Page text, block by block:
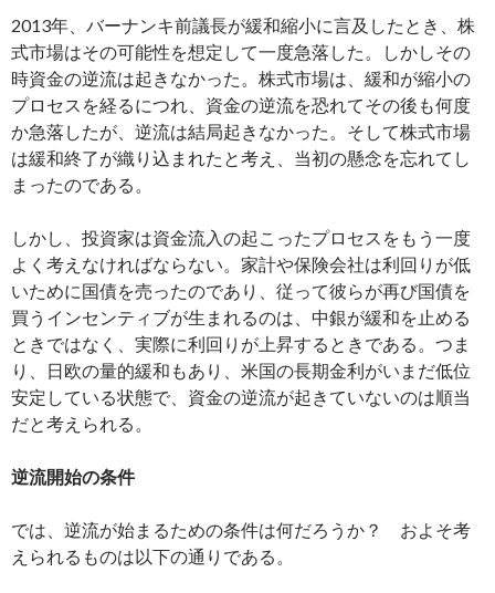
2013年、バーナンキ前議長が緩和縮小に言及したとき、株
式市場はその可能性を想定して一度急落した。しかしその
時資金の逆流は起きなかった。株式市場は、緩和が縮小の
プロセスを経るにつれ、資金の逆流を恐れてその後も何度
か急落したが、逆流は結局起きなかった。そして株式市場
は緩和終了が織り込まれたと考え、当初の懸念を忘れてし
まったのである。
しかし、投資家は資金流入の起こったプロセスをもう一度
よく考えなければならない。家計や保険会社は利回りが低
いために国債を売ったのであり、従って彼らが再び国債を
買うインセンティブが生まれるのは、中銀が緩和を止める
ときではなく、実際に利回りが上昇するときである。つま
り、日欧の量的緩和もあり、米国の長期金利がいまだ低位
安定している状態で、資金の逆流が起きていないのは順当
だと考えられる。
逆流開始の条件
では、逆流が始まるための条件は何だろうか？ およそ考
えられるものは以下の通りである。